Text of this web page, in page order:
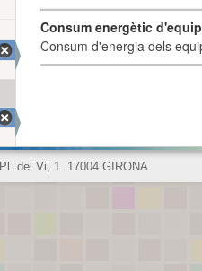
Consum energètic
Consum d'energia dels
Pl. del Vi, 1. 17004 GIRONA